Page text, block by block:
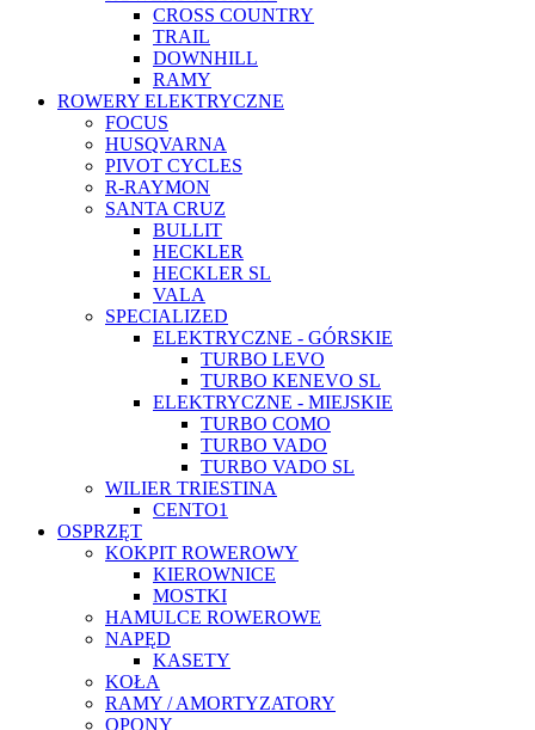
CROSS COUNTRY
TRAIL
DOWNHILL
RAMY
ROWERY ELEKTRYCZNE
FOCUS
HUSQVARNA
PIVOT CYCLES
R-RAYMON
SANTA CRUZ
BULLIT
HECKLER
HECKLER SL
VALA
SPECIALIZED
ELEKTRYCZNE - GÓRSKIE
TURBO LEVO
TURBO KENEVO SL
ELEKTRYCZNE - MIEJSKIE
TURBO COMO
TURBO VADO
TURBO VADO SL
WILIER TRIESTINA
CENTO1
OSPRZĘT
KOKPIT ROWEROWY
KIEROWNICE
MOSTKI
HAMULCE ROWEROWE
NAPĘD
KASETY
KOŁA
RAMY / AMORTYZATORY
OPONY